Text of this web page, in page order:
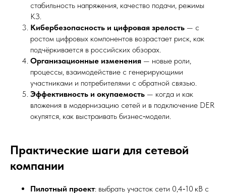
стабильность напряжения, качество подачи, режимы
КЗ.
Кибербезопасность и цифровая зрелость — с
ростом цифровых компонентов возрастает риск, как
подчёркивается в российских обзорах.
Организационные изменения — новые роли,
процессы, взаимодействие с генерирующими
участниками и потребителями с обратной связью.
Эффективность и окупаемость — когда и как
вложения в модернизацию сетей и в подключение DER
окупятся, как выстраивать бизнес‑модели.
Практические шаги для сетевой
компании
Пилотный проект: выбрать участок сети 0,4‑10 кВ с